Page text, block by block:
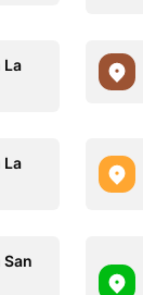
La
La
San